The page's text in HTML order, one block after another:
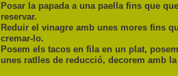
Posar la papada a una paella fins que
reservar.
Reduir el vinagre amb unes mores fins
cremar-lo.
Posem els tacos en fila en un plat,
unes ratlles de reducció, decorem amb